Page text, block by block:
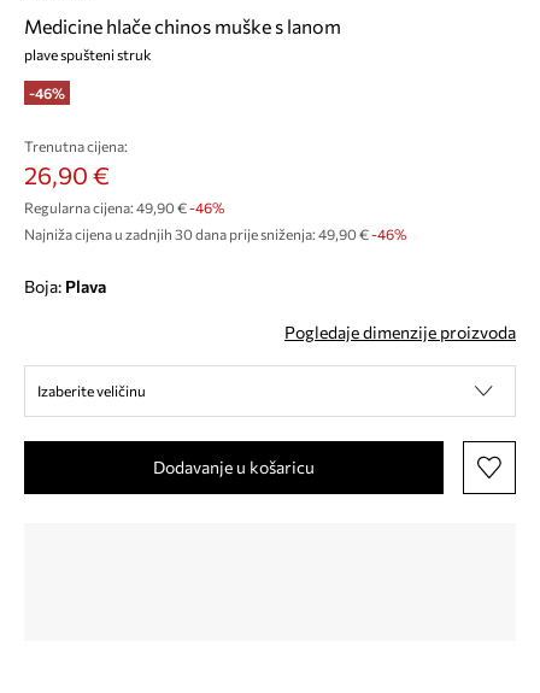
Medicine hlače chinos muške s lanom
plave spušteni struk
-46%
Trenutna cijena:
26,90 €
Regularna cijena: 49,90 €-46%
Najniža cijena u zadnjih 30 dana prije sniženja: 49,90 € -46%
Boja: plava
Pogledaje dimenzije proizvoda
Izaberite veličinu
Dodavanje u košaricu